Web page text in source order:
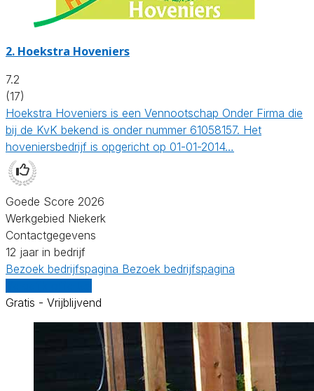
2. Hoekstra Hoveniers
7.2
(17)
Hoekstra Hoveniers is een Vennootschap Onder Firma die
bij de KvK bekend is onder nummer 61058157. Het
hoveniersbedrijf is opgericht op 01-01-2014…
Goede Score 2026
Werkgebied Niekerk
Contactgegevens
12 jaar in bedrijf
Bezoek bedrijfspagina Bezoek bedrijfspagina
Gratis - Vrijblijvend